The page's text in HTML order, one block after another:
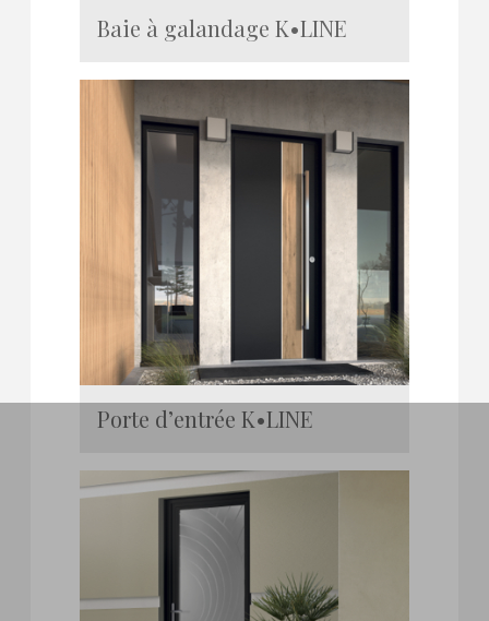
Baie à galandage K•LINE
Porte d’entrée K•LINE